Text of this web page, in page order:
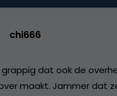
chi666
grappig dat ook de
maakt. Jammer dat